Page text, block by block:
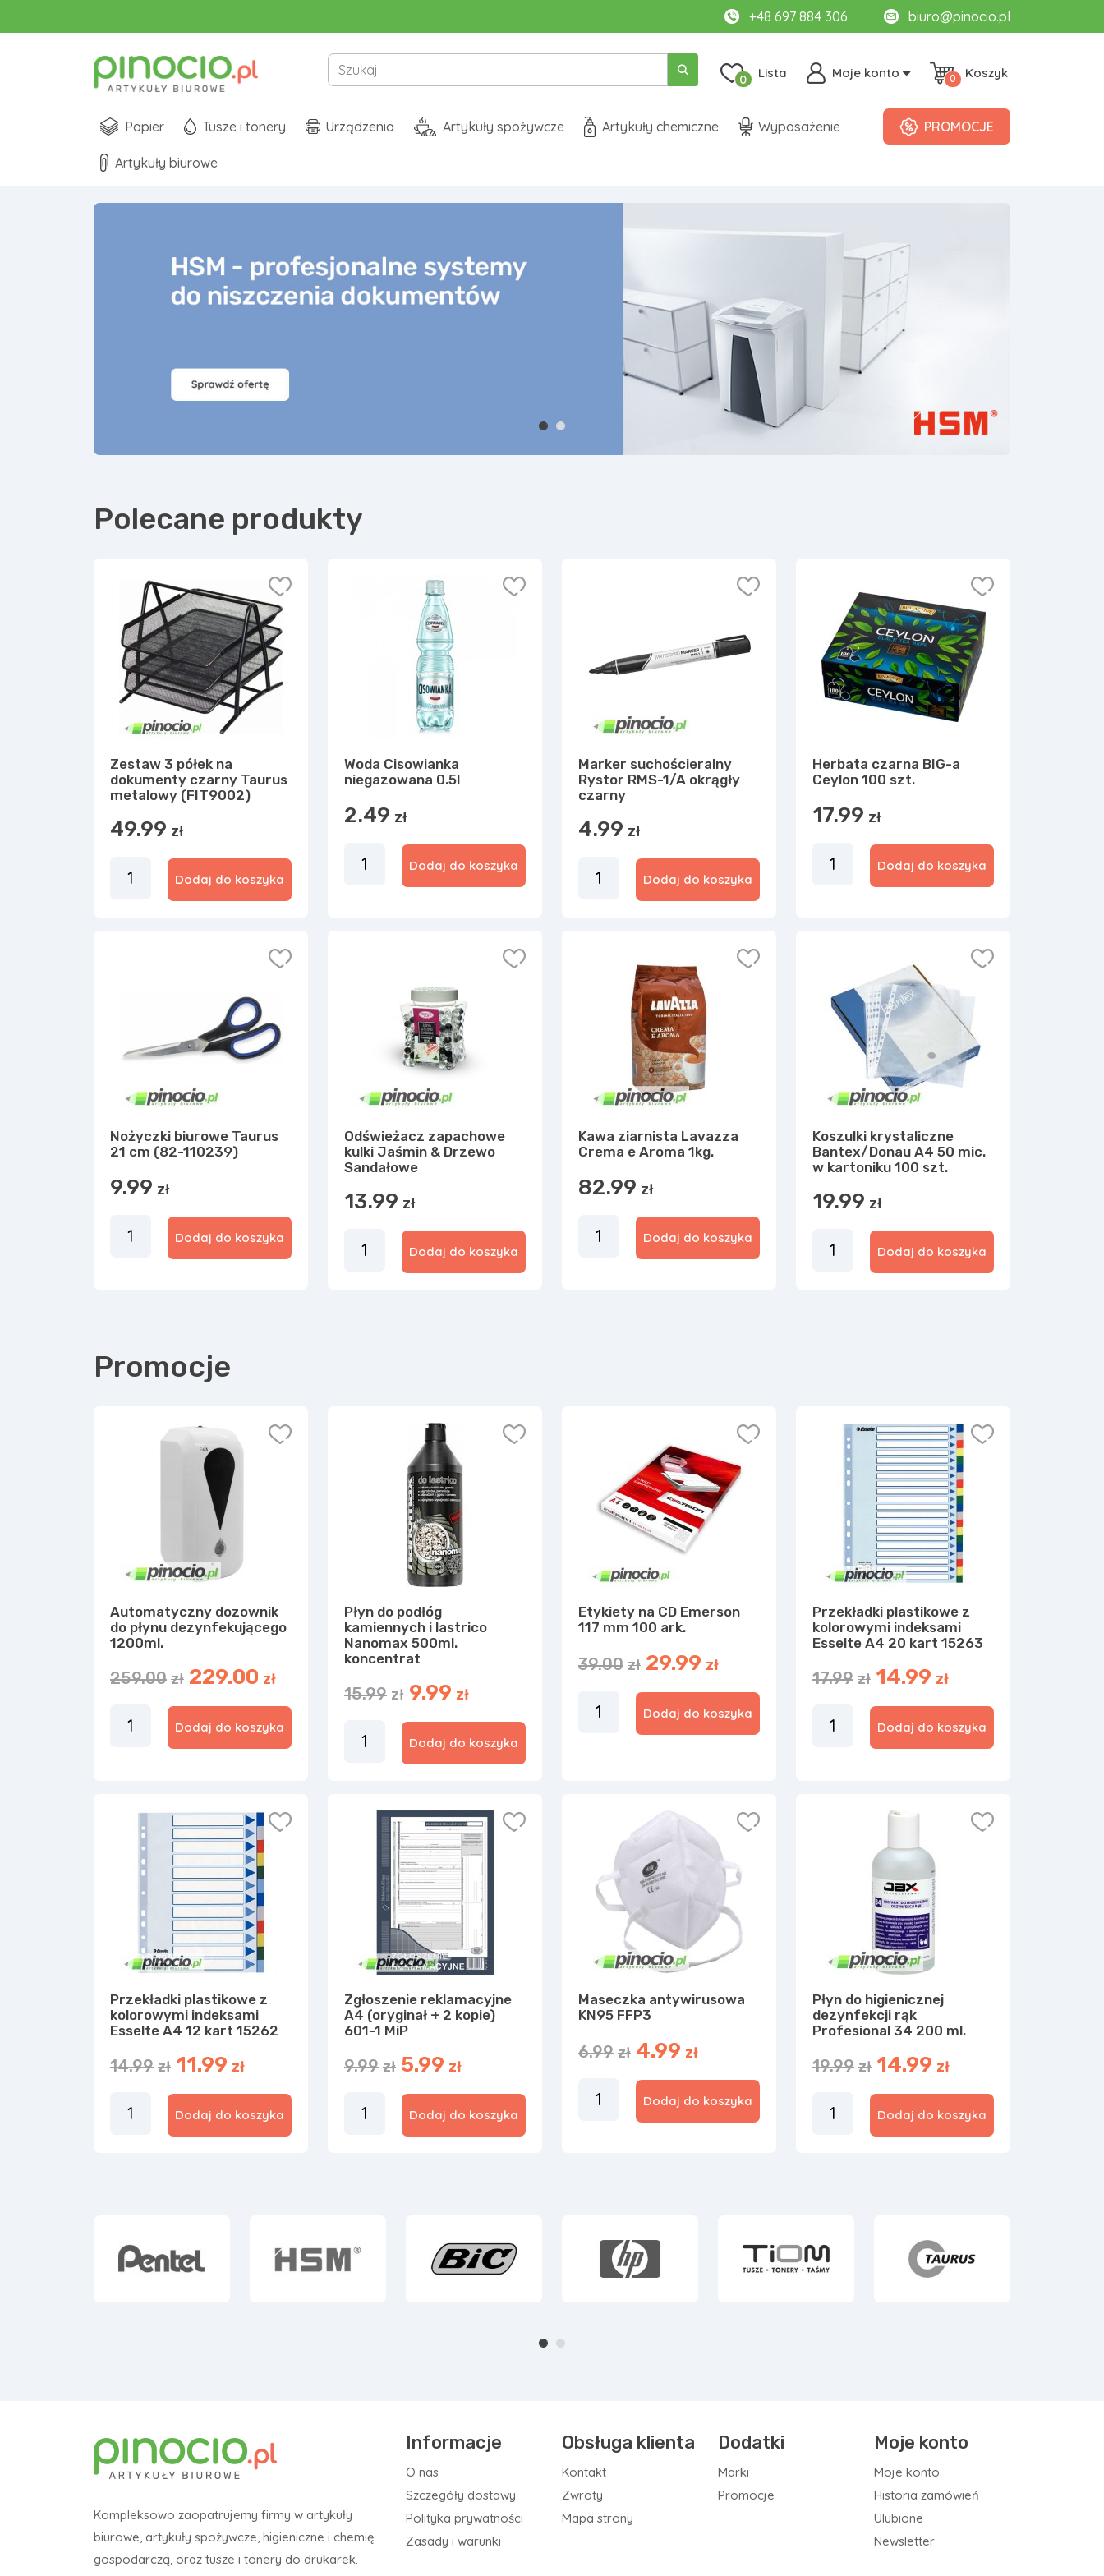
+48 697 884 306 biuro@pinocio.pl
Lista
0 Moje konto Koszyk
0
Papier Tusze i tonery Urządzenia Artykuły spożywcze Artykuły chemiczne Wyposażenie
Artykuły biurowe
PROMOCJE
Polecane produkty
Zestaw 3 półek na
dokumenty czarny Taurus
metalowy (FIT9002)
49.99 zł
Dodaj do koszyka
Woda Cisowianka
niegazowana 0.5l
2.49 zł
Dodaj do koszyka
Marker suchościeralny
Rystor RMS-1/A okrągły
czarny
4.99 zł
Dodaj do koszyka
Herbata czarna BIG-a
Ceylon 100 szt.
17.99 zł
Dodaj do koszyka
Nożyczki biurowe Taurus
21 cm (82-110239)
9.99 zł
Dodaj do koszyka
Odświeżacz zapachowe
kulki Jaśmin & Drzewo
Sandałowe
13.99 zł
Dodaj do koszyka
Kawa ziarnista Lavazza
Crema e Aroma 1kg.
82.99 zł
Dodaj do koszyka
Koszulki krystaliczne
Bantex/Donau A4 50 mic.
w kartoniku 100 szt.
19.99 zł
Dodaj do koszyka
Promocje
Automatyczny dozownik
do płynu dezynfekującego
1200ml.
259.00 zł 229.00 zł
Dodaj do koszyka
Płyn do podłóg
kamiennych i lastrico
Nanomax 500ml.
koncentrat
15.99 zł 9.99 zł
Dodaj do koszyka
Etykiety na CD Emerson
117 mm 100 ark.
39.00 zł 29.99 zł
Dodaj do koszyka
Przekładki plastikowe z
kolorowymi indeksami
Esselte A4 20 kart 15263
17.99 zł 14.99 zł
Dodaj do koszyka
Przekładki plastikowe z
kolorowymi indeksami
Esselte A4 12 kart 15262
14.99 zł 11.99 zł
Dodaj do koszyka
Zgłoszenie reklamacyjne
A4 (oryginał + 2 kopie)
601-1 MiP
9.99 zł 5.99 zł
Dodaj do koszyka
Maseczka antywirusowa
KN95 FFP3
6.99 zł 4.99 zł
Dodaj do koszyka
Płyn do higienicznej
dezynfekcji rąk
Profesional 34 200 ml.
19.99 zł 14.99 zł
Dodaj do koszyka
Kompleksowo zaopatrujemy firmy w artykuły
biurowe, artykuły spożywcze, higieniczne i chemię
gospodarczą, oraz tusze i tonery do drukarek.
Informacje
O nas
Szczegóły dostawy
Polityka prywatności
Zasady i warunki
Obsługa klienta
Kontakt
Zwroty
Mapa strony
Dodatki
Marki
Promocje
Moje konto
Moje konto
Historia zamówień
Ulubione
Newsletter